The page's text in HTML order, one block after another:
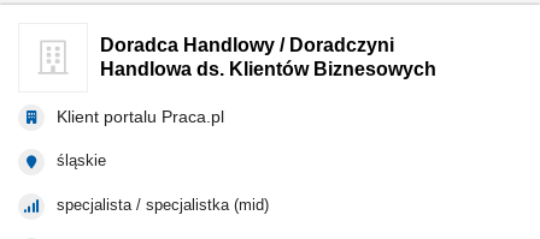
Doradca Handlowy / Doradczyni
Handlowa ds. Klientów Biznesowych
Klient portalu Praca.pl
śląskie
specjalista / specjalistka (mid)